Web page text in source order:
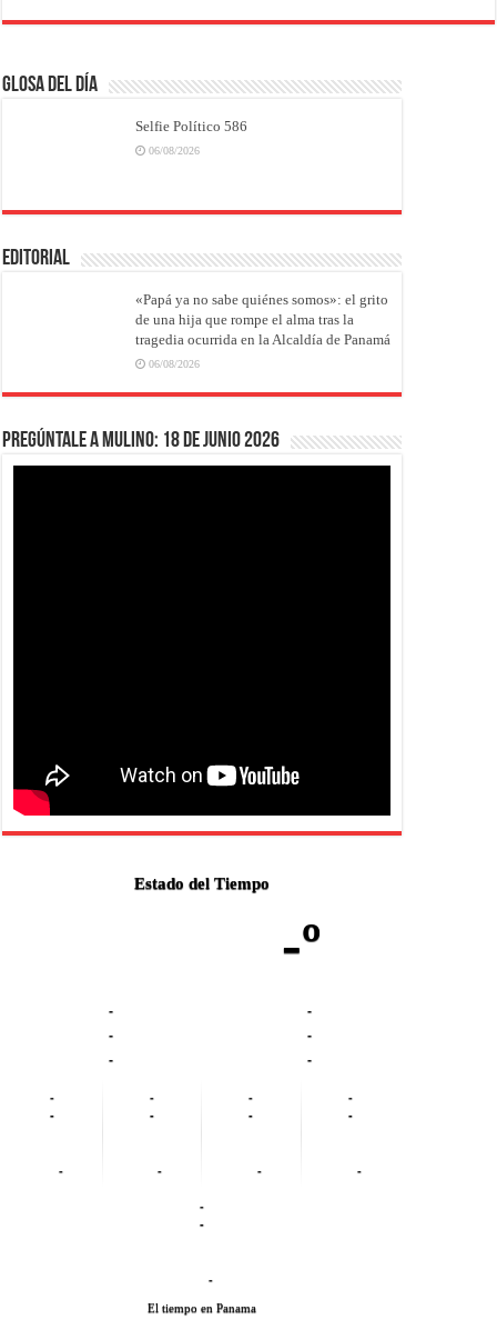
Glosa del Día
Selfie Político 586
06/08/2026
EDITORIAL
«Papá ya no sabe quiénes somos»: el grito
de una hija que rompe el alma tras la
tragedia ocurrida en la Alcaldía de Panamá
06/08/2026
Pregúntale a Mulino: 18 de junio 2026
Estado del Tiempo
-º
-
-
-
-
-
-
-
-
-
-
-
-
-
-
-
-
-
-
-
-
-
El tiempo en Panama